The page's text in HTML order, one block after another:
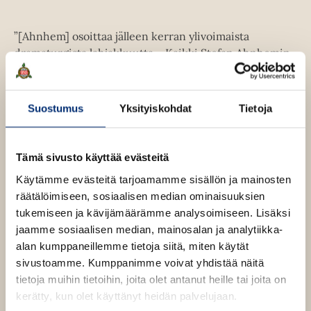
Suostumus Yksityiskohdat Tietoja
Tämä sivusto käyttää evästeitä
Käytämme evästeitä tarjoamamme sisällön ja mainosten
räätälöimiseen, sosiaalisen median ominaisuuksien
tukemiseen ja kävijämäärämme analysoimiseen. Lisäksi
jaamme sosiaalisen median, mainosalan ja analytiikka-
alan kumppaneillemme tietoja siitä, miten käytät
sivustoamme. Kumppanimme voivat yhdistää näitä
tietoja muihin tietoihin, joita olet antanut heille tai joita on
kerätty, kun olet käyttänyt heidän palvelujaan.
i
l
h
e
e
l
i
l
h
t
e
n
v
ä
l
e
e
n
”[Ahnhem] osoittaa jälleen kerran ylivoimaista
dramaturgista lahjakkuutta… Kaikki Stefan Ahnhemin
fanit ovat takuuvarmasti enemmän kuin tyytyväisiä.” –
”Taidokkaasti koottu yhdistelmä iljettävyyttä ja purevaa
jännitystä ja yllättäviä käänteitä. Ja kaiken tämän lisäksi
mahtavat henkilöhahmot kuvaavat osuvasti ihmisten
jokapäiväistä elämää ja pieniä omituisuuksia.” –
Sundsvalls Tidning
Lue lisää tekijästä
t
e
f
a